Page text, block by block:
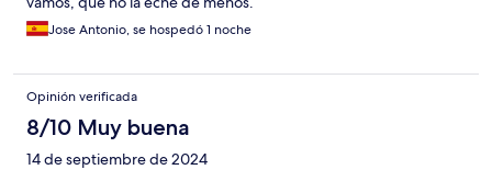
Jose Antonio, se hospedó 1 noche
Opinión verificada
8/10 Muy buena
14 de septiembre de 2024